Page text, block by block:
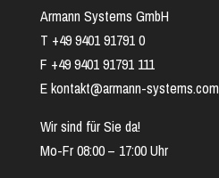
Armann Systems GmbH
T +49 9401 91791 0
F +49 9401 91791 111
E kontakt@armann-systems.com
Wir sind für Sie da!
Mo-Fr 08:00 – 17:00 Uhr